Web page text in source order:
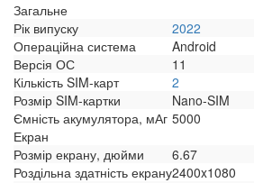
Загальне
Рік випуску
2022
Операційна система
Android
Версія ОС
11
Кількість SIM-карт
2
Розмір SIM-картки
Nano-SIM
Ємність акумулятора, мАг 5000
Екран
Розмір екрану, дюйми
6.67
Роздільна здатність екрану2400x1080